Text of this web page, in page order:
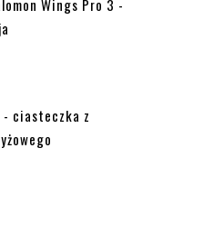
Wings Pro 3 -
- ciasteczka z